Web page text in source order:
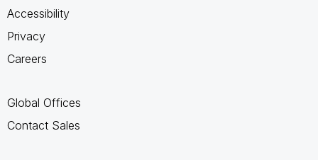
Accessibility
Privacy
Careers
Global Offices
Contact Sales